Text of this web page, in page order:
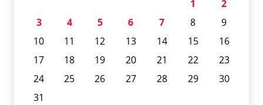
1
2
3
4 5 6 7 8
9
10
11 12 13 14 15
16
17
18 19 20 21 22
23
24
25 26 27 28 29
30
31